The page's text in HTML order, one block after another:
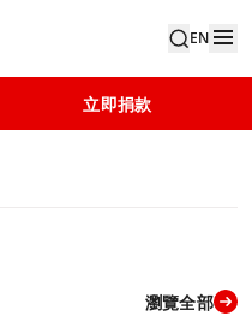
EN
立即捐款
瀏覽全部